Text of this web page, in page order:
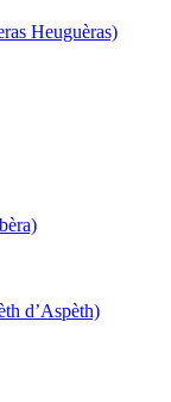
Heuguèras)
d’Aspèth)